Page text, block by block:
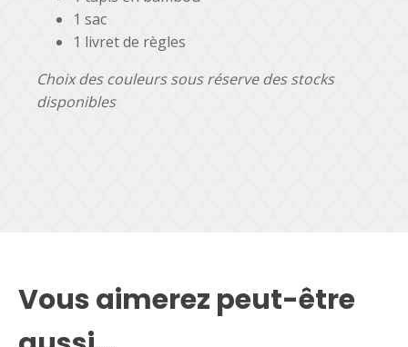
1 sac
1 livret de règles
Choix des couleurs sous réserve des stocks
disponibles
Vous aimerez peut-être